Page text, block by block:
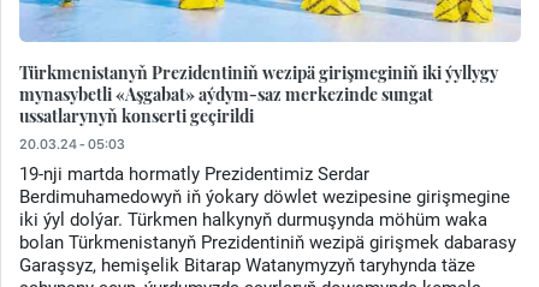
Türkmenistanyň Prezidentiniň wezipä girişmeginiň iki ýyllygy
mynasybetli «Aşgabat» aýdym-saz merkezinde sungat
ussatlarynyň konserti geçirildi
20.03.24 - 05:03
19-nji martda hormatly Prezidentimiz Serdar
Berdimuhamedowyň iň ýokary döwlet wezipesine girişmegine
iki ýyl dolýar. Türkmen halkynyň durmuşynda möhüm waka
bolan Türkmenistanyň Prezidentiniň wezipä girişmek dabarasy
Garaşsyz, hemişelik Bitarap Watanymyzyň taryhynda täze